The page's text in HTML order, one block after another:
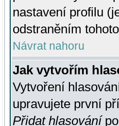
nastavení profilu
odstraněním
Návrat nahoru
Jak vytvořím
Vytvoření
upravujete první
Přidat hlasování